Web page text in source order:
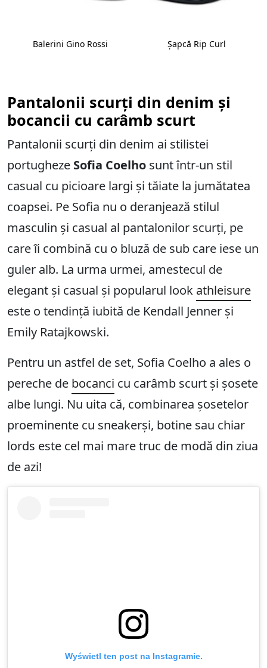
Balerini Gino Rossi Șapcă Rip Curl
Pantalonii scurți din denim și
bocancii cu carâmb scurt
Pantalonii scurți din denim ai stilistei
portugheze Sofia Coelho sunt într-un stil
casual cu picioare largi și tăiate la jumătatea
coapsei. Pe Sofia nu o deranjează stilul
masculin și casual al pantalonilor scurți, pe
care îi combină cu o bluză de sub care iese un
guler alb. La urma urmei, amestecul de
elegant și casual și popularul look athleisure
este o tendință iubită de Kendall Jenner și
Emily Ratajkowski.
Pentru un astfel de set, Sofia Coelho a ales o
pereche de bocanci cu carâmb scurt și șosete
albe lungi. Nu uita că, combinarea șosetelor
proeminente cu sneakerși, botine sau chiar
lords este cel mai mare truc de modă din ziua
de azi!
Wyświetl ten post na Instagramie.